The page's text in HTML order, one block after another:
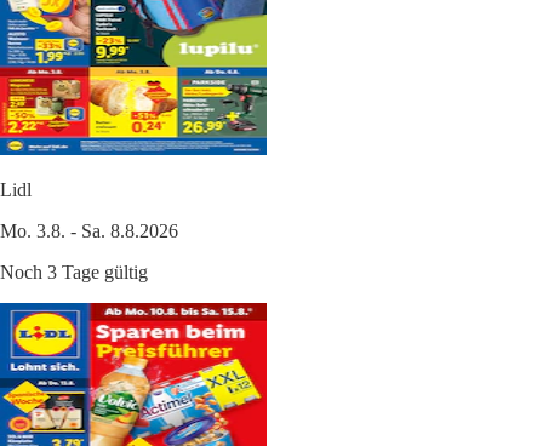
Lidl
Mo. 3.8. - Sa. 8.8.2026
Noch 3 Tage gültig